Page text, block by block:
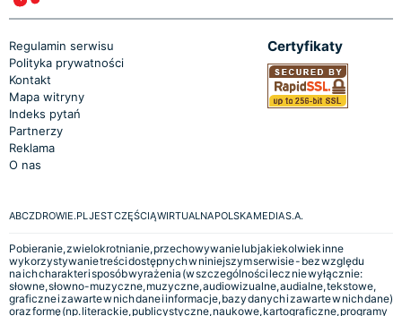
Regulamin serwisu
Polityka prywatności
Kontakt
Mapa witryny
Indeks pytań
Partnerzy
Reklama
O nas
Certyfikaty
ABCZDROWIE.PL JEST CZĘŚCIĄ WIRTUALNA POLSKA MEDIA S.A.
Pobieranie, zwielokrotnianie, przechowywanie lub jakiekolwiek inne
wykorzystywanie treści dostępnych w niniejszym serwisie - bez względu
na ich charakter i sposób wyrażenia (w szczególności lecz nie wyłącznie:
słowne, słowno-muzyczne, muzyczne, audiowizualne, audialne, tekstowe,
graficzne i zawarte w nich dane i informacje, bazy danych i zawarte w nich dane)
oraz formę (np. literackie, publicystyczne, naukowe, kartograficzne, programy